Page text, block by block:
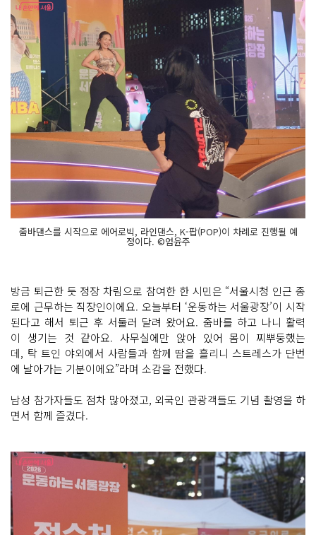
줌바댄스를 시작으로 에어로빅, 라인댄스, K-팝(POP)이 차례로 진행될 예
정이다. ©엄윤주
방금 퇴근한 듯 정장 차림으로 참여한 한 시민은 “서울시청 인근 종
로에 근무하는 직장인이에요. 오늘부터 ‘운동하는 서울광장’이 시작
된다고 해서 퇴근 후 서둘러 달려 왔어요. 줌바를 하고 나니 활력
이 생기는 것 같아요. 사무실에만 앉아 있어 몸이 찌뿌둥했는
데, 탁 트인 야외에서 사람들과 함께 땀을 흘리니 스트레스가 단번
에 날아가는 기분이에요”라며 소감을 전했다.
남성 참가자들도 점차 많아졌고, 외국인 관광객들도 기념 촬영을 하
면서 함께 즐겼다.